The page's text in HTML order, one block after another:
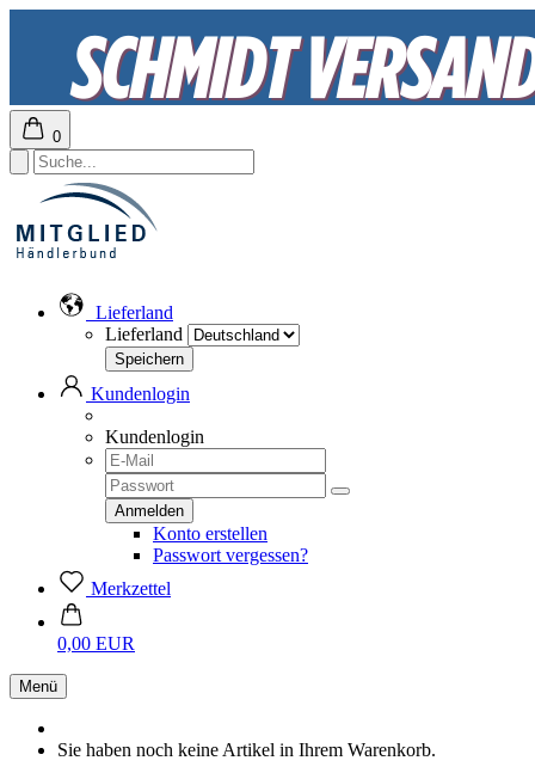
0
Lieferland
Lieferland
Kundenlogin
Kundenlogin
Konto erstellen
Passwort vergessen?
Merkzettel
0,00 EUR
Menü
Sie haben noch keine Artikel in Ihrem Warenkorb.